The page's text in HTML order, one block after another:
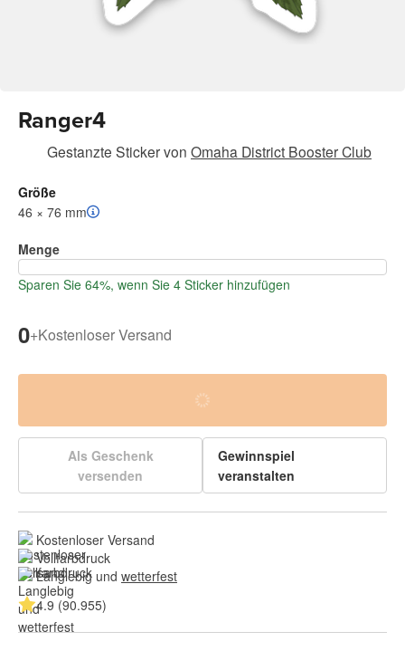
Ranger4
Gestanzte Stickervon Omaha District Booster Club
Größe
46 × 76 mm
Menge
Sparen Sie 64%, wenn Sie 4 Sticker hinzufügen
0+Kostenloser Versand
Als Geschenk
versenden
Gewinnspiel
veranstalten
Kostenloser Versand
Vollfarbdruck
Langlebig und wetterfest
4.9 (90.955)